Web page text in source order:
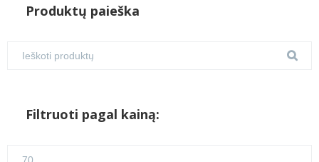
Produktų paieška
Filtruoti pagal kainą: